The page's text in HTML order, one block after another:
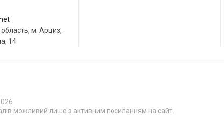
м. Арциз,
14
можливий лише з активним посиланням на сайт.